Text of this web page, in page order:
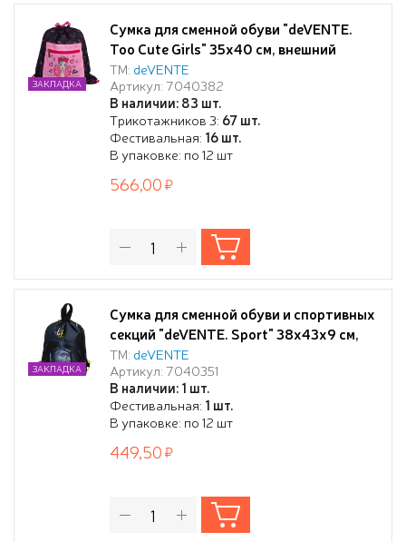
Сумка для сменной обуви "deVENTE.
Too Cute Girls" 35x40 см, внешний
карман на молнии, на толстой
веревочной завязке
ТМ: deVENTE
Артикул: 7040382
В наличии: 83 шт.
Трикотажников 3: 67 шт.
Фестивальная: 16 шт.
В упаковке: по 12 шт
ЗАКЛАДКА
566,00
Сумка для сменной обуви и спортивных
секций "deVENTE. Sport" 38x43x9 см,
водоотталкивающая ткань, дно с
расширением 9 см, карман на молнии,
на веревочной завязке, с ручками
ТМ: deVENTE
Артикул: 7040351
В наличии: 1 шт.
Фестивальная: 1 шт.
В упаковке: по 12 шт
ЗАКЛАДКА
449,50